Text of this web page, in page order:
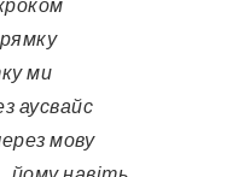
ми
аусвайс
мову